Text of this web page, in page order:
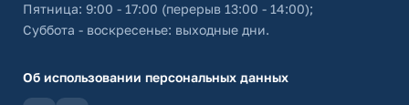
Пятница: 9:00 - 17:00 (перерыв 13:00 - 14:00);
Суббота - воскресенье: выходные дни.
Об использовании персональных данных